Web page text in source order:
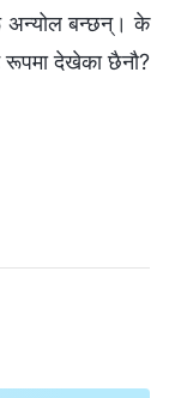
अन्योल बन्छन्। के
देखेका छैनौ?